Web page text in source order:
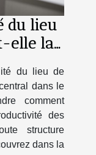
du lieu
elle la
du lieu de
dans le
comment
des
structure
dans la